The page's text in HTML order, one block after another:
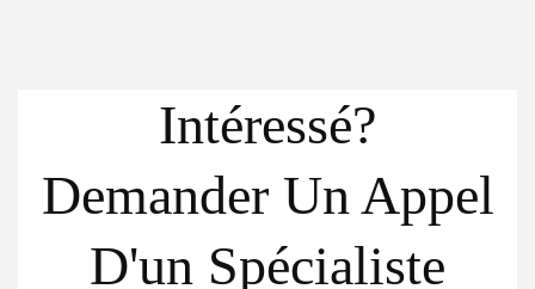
Intéressé?
Demander Un Appel
D'un Spécialiste